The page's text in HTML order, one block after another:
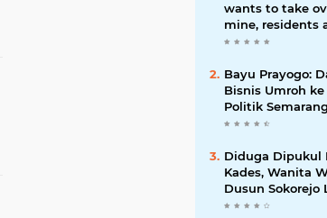
wants to take
mine, residents
police clash in
Bayu Prayogo:
Bisnis Umroh
Politik Semarang
Diduga Dipukul
Kades, Wanita
Dusun Sokorejo
Polisi Petarukan